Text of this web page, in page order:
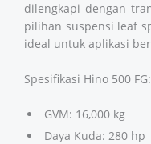
dilengkapi dengan
pilihan suspensi leaf
ideal untuk aplikasi
Spesifikasi Hino 500 FG:
GVM: 16,000 kg
Daya Kuda: 280 hp